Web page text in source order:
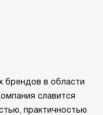
брендов в области
славится
практичностью